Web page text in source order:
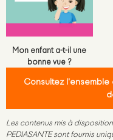
Mon enfant a-t-il une
bonne vue ?
Consultez
Les contenus mis à
PEDIASANTE sont fournis